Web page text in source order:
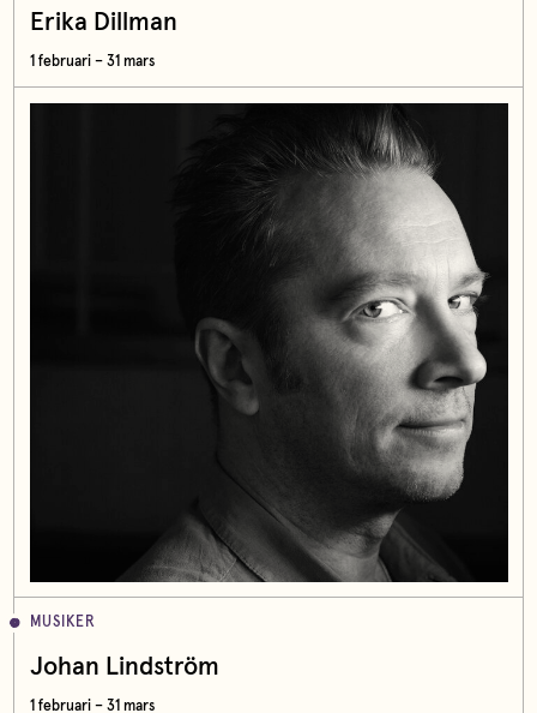
Erika Dillman
1 februari – 31 mars
MUSIKER
Johan Lindström
1 februari – 31 mars